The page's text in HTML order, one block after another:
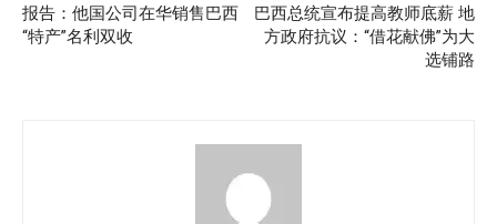
报告：他国公司在华销售巴西
“特产”名利双收
巴西总统宣布提高教师底薪 地
方政府抗议：“借花献佛”为大
选铺路